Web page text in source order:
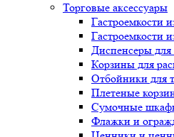
Торговые аксессуары
Гастроемкости
Гастроемкости
Диспенсеры
Корзины для
Отбойники для
Плетеные
Сумочные
Флажки и